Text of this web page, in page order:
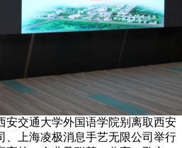
安交通大学外国语学院别离取西安
、上海凌极消息手艺无限公司举行